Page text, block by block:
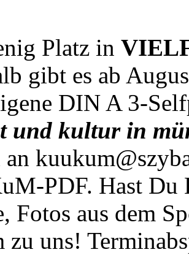
Platz in
gibt es ab
DIN A 3-
und kultur in
PDF. Hast Du
Fotos aus dem
zu uns!